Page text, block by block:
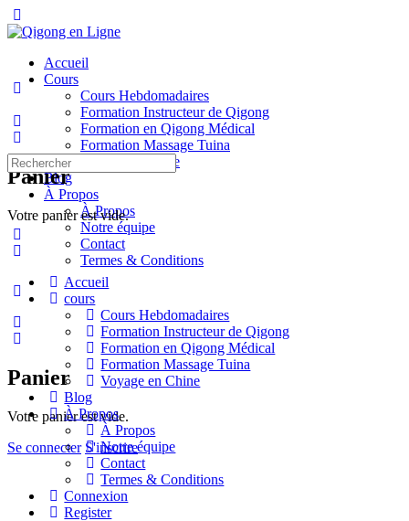
Side
Accueil
Cours
Cours Hebdomadaires
Formation Instructeur de Qigong
Formation en Qigong Médical
Formation Massage Tuina
Voyage en Chine
Blog
À Propos
À Propos
Notre équipe
Contact
Termes & Conditions
More
options
Panier
Votre panier est vide.
Se connecter S'inscrire
Panier
Votre panier est vide.
Recherche
pour:
Accueil
cours
Cours Hebdomadaires
Formation Instructeur de Qigong
Formation en Qigong Médical
Formation Massage Tuina
Voyage en Chine
Blog
À Propos
À Propos
Notre équipe
Contact
Termes & Conditions
Connexion
Register